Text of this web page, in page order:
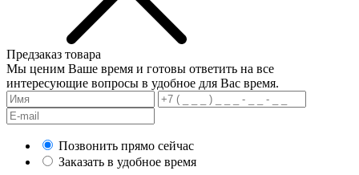
Предзаказ товара
Мы ценим Ваше время и готовы ответить на все
интересующие вопросы в удобное для Вас время.
Позвонить прямо сейчас
Заказать в удобное время